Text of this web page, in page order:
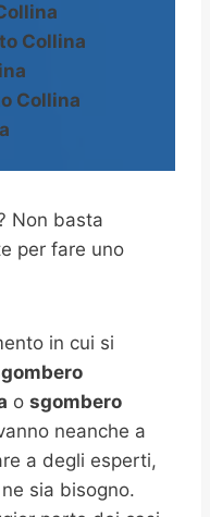
Collina
Collina
Non basta
per fare uno
in cui si
o sgombero
neanche a
a degli esperti,
sia bisogno.